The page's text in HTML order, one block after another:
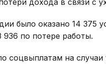
было оказано 14 375
936 по потере работы.
соцвыплатам на